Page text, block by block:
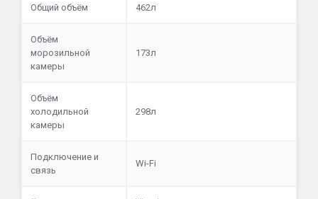
Общий объём 462л
Объём
морозильной
камеры
173л
Объём
холодильной
камеры
298л
Подключение и
связь
Wi-Fi